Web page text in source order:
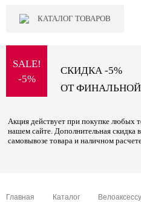
КАТАЛОГ ТОВАРОВ
SALE!
-5%
СКИДКА -5%
ОТ
Акция действует при покупке любых
нашем сайте. Дополнительная скидка
самовывозе товара и наличном
Главная Каталог